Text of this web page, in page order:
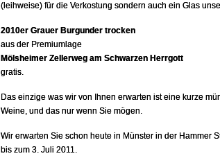
(leihweise) für die Verkostung sondern auch ein Glas
2010er Grauer Burgunder trocken
aus der Premiumlage
Mölsheimer Zellerweg am Schwarzen Herrgott
gratis.
Das einzige was wir von Ihnen erwarten ist eine kurze
Weine, und das nur wenn Sie mögen.
Wir erwarten Sie schon heute in Münster in der Hammer
bis zum 3. Juli 2011.